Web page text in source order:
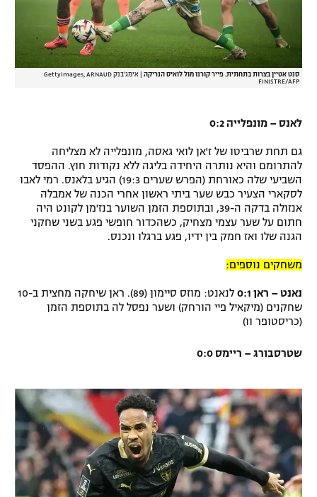
המגזין
סנט אטיין בצרות בתחתית. פייר קורנו מול לואיס הנריקה
אימג'בנק GettyImages, ARNAUD
FINISTRE/AFP
לאנס – מונפלייה 0:2
גם תחת שרביטו של ז'אן לואי גאסה, מונפלייה לא מצליחה
להתרומם והיא נותרה היחידה בליגה ללא נקודות חוץ. ההפסד
השביעי שלה כאורחת (הפרש שערים 19:3) הגיע בלאנס. רמי לאבו
לסקארי הצעיר כבש שער ביתי ראשון אחרי הכנה של אמבלה
אנזולה בדקה ה-39, ובתוספת הזמן השוער בנז'מן לקונט היה
חתום על שער עצמי מצחיק, כשהכדור חופשי פגע בשני שחקני
הגנה שלו ואז חמק בין ידיו, פגע ברגלו ונכנס.
משחקים נוספים:
נאנט – ראן 0:1
לנאנט: מוזס סיימון (89). ראן שיחקה מחצית ב-10
שחקנים (מיקאיל פיי הורחק) ושער נפסל לה בתוספת הזמן
(כריסטופר וו)
שטרסבורג – ריימס 0:0